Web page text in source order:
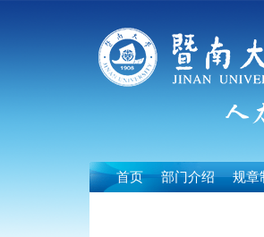
首页 部门介绍 规章